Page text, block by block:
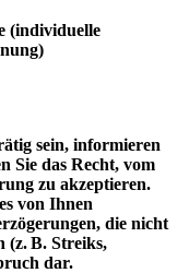
(individuelle
sein, informieren
Sie das Recht, vom
zu akzeptieren.
von Ihnen
die nicht
(z. B. Streiks,
dar.